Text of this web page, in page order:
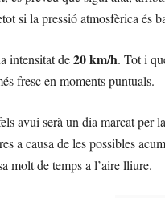
si la pressió atmosfèrica és
intensitat de20 km/h. Tot i
fresc en moments puntuals.
avui serà un dia marcat per
a causa de les possibles
molt de temps a l’aire lliure.